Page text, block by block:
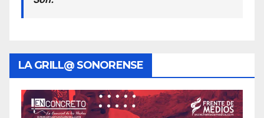
LA GRILL@ SONORENSE